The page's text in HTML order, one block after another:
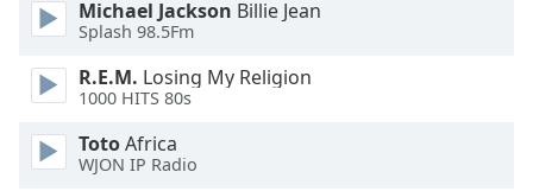
dialog
Escape
cancel
and
Michael Jackson Billie Jean
Splash 98.5Fm
R.E.M. Losing My Religion
1000 HITS 80s
TotoAfrica
WJON IP Radio